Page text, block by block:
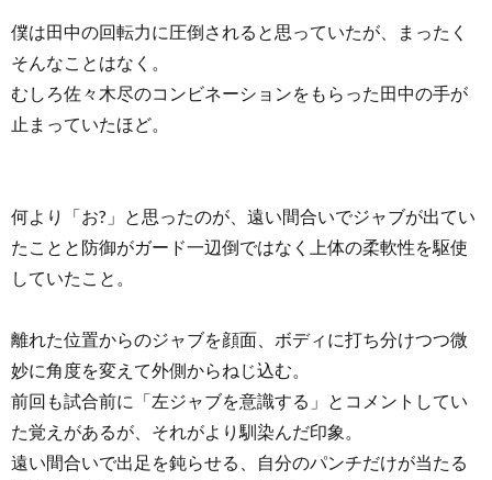
僕は田中の回転力に圧倒されると思っていたが、まったく
そんなことはなく。
むしろ佐々木尽のコンビネーションをもらった田中の手が
止まっていたほど。
何より「お?」と思ったのが、遠い間合いでジャブが出てい
たことと防御がガード一辺倒ではなく上体の柔軟性を駆使
していたこと。
離れた位置からのジャブを顔面、ボディに打ち分けつつ微
妙に角度を変えて外側からねじ込む。
前回も試合前に「左ジャブを意識する」とコメントしてい
た覚えがあるが、それがより馴染んだ印象。
遠い間合いで出足を鈍らせる、自分のパンチだけが当たる